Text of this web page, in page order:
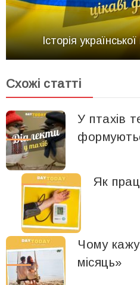
Історія
Схожі статті
У птахів
Як
Чому
місяць»